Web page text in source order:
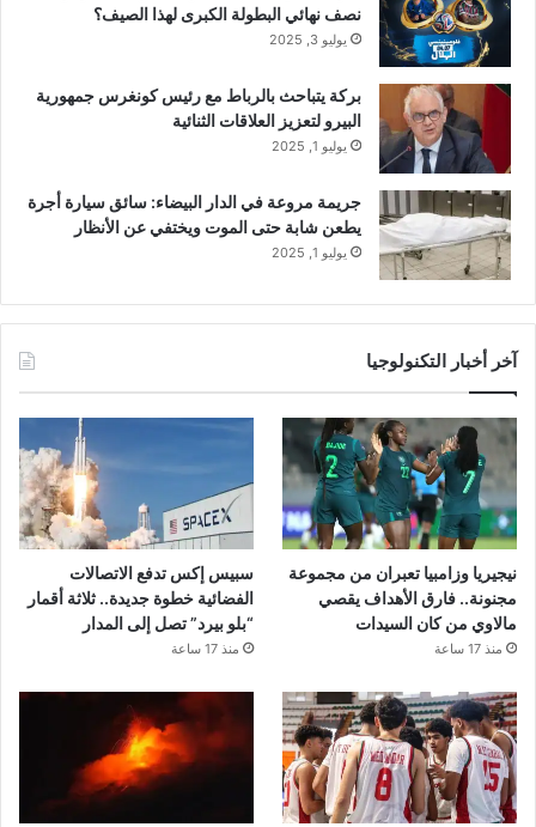
نصف نهائي البطولة الكبرى لهذا الصيف؟
يوليو 3, 2025
بركة يتباحث بالرباط مع رئيس كونغرس جمهورية
البيرو لتعزيز العلاقات الثنائية
يوليو 1, 2025
جريمة مروعة في الدار البيضاء: سائق سيارة أجرة
يطعن شابة حتى الموت ويختفي عن الأنظار
يوليو 1, 2025
آخر أخبار التكنولوجيا
نيجيريا وزامبيا تعبران من مجموعة
مجنونة.. فارق الأهداف يقصي
مالاوي من كان السيدات
منذ 17 ساعة
سبيس إكس تدفع الاتصالات
الفضائية خطوة جديدة.. ثلاثة أقمار
“بلو بيرد” تصل إلى المدار
منذ 17 ساعة